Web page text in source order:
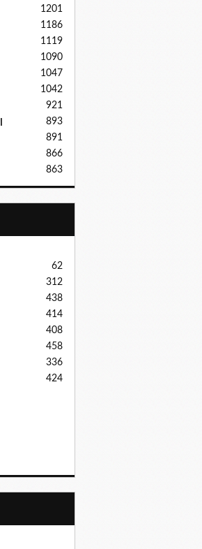
1201
1186
1119
1090
1047
1042
921
893
891
866
863
62
312
438
414
408
458
336
424